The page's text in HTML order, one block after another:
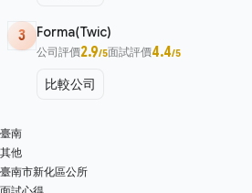
3 Forma(Twic)
公司評價2.9/5面試評價4.4/5
比較公司
臺南
其他
臺南市新化區公所